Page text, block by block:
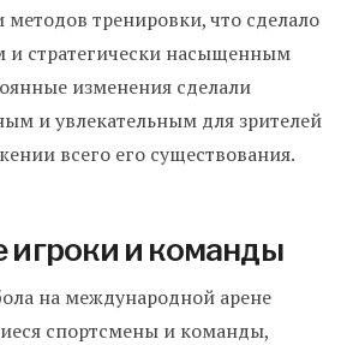
тренировки, что сделало
и стратегически насыщенным
изменения сделали
и увлекательным для зрителей
всего его существования.
и команды
на международной арене
спортсмены и команды,